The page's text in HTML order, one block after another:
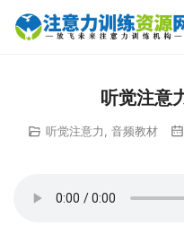
听觉注意
听觉注意力 音频教材